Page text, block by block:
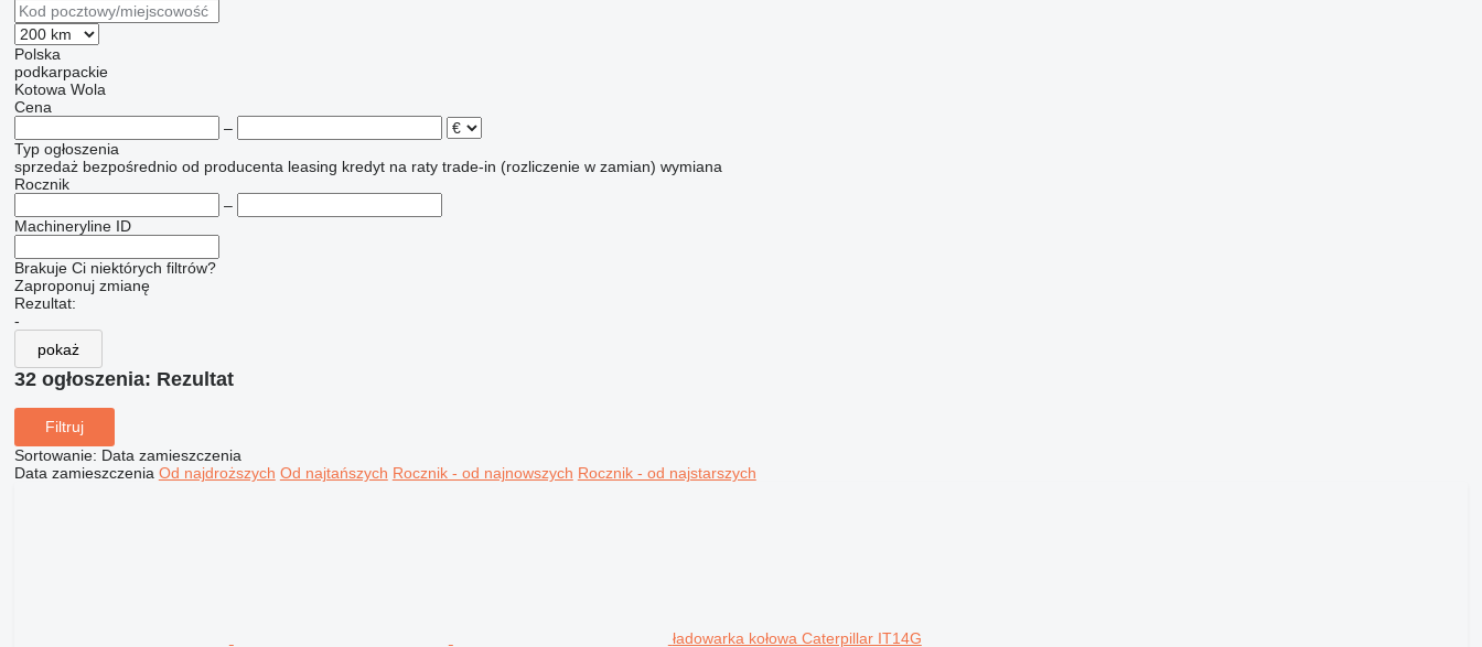
Polska
podkarpackie
Kotowa Wola
Cena
–
Typ ogłoszenia
sprzedaż bezpośrednio od producenta leasing kredyt na raty trade-in (rozliczenie w zamian) wymiana
Rocznik
–
Machineryline ID
Brakuje Ci niektórych filtrów?
Zaproponuj zmianę
Rezultat:
-
pokaż
32 ogłoszenia: Rezultat
Filtruj
Sortowanie: Data zamieszczenia
Data zamieszczenia Od najdroższych Od najtańszych Rocznik - od najnowszych Rocznik - od najstarszych
ładowarka kołowa Caterpillar IT14G